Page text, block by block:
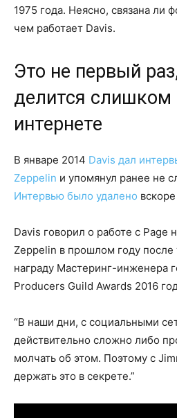
1975 года. Неясно, связана ли
чем работает Davis.
Это не первый
делится
интернете
В январе 2014 Davis дал
Zeppelin и упомянул ранее не
Интервью было удалено
Davis говорил о работе с Page
Zeppelin в прошлом году после
награду Мастеринг-инженера
Producers Guild Awards 2016
“В наши дни, с социальными
действительно сложно либо
молчать об этом. Поэтому с
держать это в секрете.”